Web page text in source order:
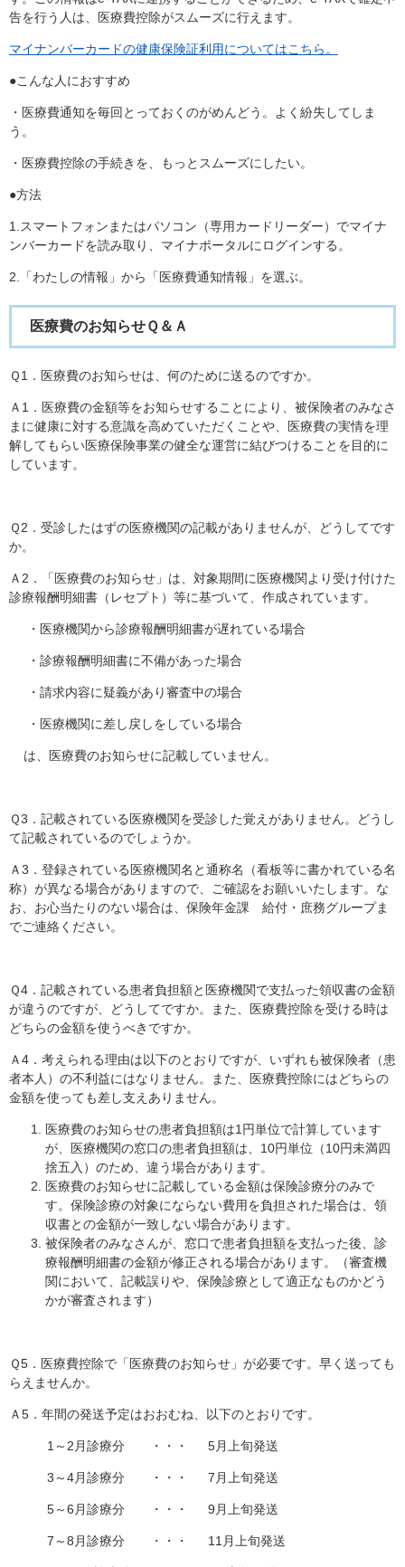
告を行う人は、医療費控除がスムーズに行えます。
マイナンバーカードの健康保険証利用についてはこちら。
●こんな人におすすめ
・医療費通知を毎回とっておくのがめんどう。よく紛失してしま
う。
・医療費控除の手続きを、もっとスムーズにしたい。
●方法
1.スマートフォンまたはパソコン（専用カードリーダー）でマイナ
ンバーカードを読み取り、マイナポータルにログインする。
2.「わたしの情報」から「医療費通知情報」を選ぶ。
医療費のお知らせＱ＆Ａ
Ｑ1．医療費のお知らせは、何のために送るのですか。
Ａ1．医療費の金額等をお知らせすることにより、被保険者のみなさ
まに健康に対する意識を高めていただくことや、医療費の実情を理
解してもらい医療保険事業の健全な運営に結びつけることを目的に
しています。
Ｑ2．受診したはずの医療機関の記載がありませんが、どうしてです
か。
Ａ2．「医療費のお知らせ」は、対象期間に医療機関より受け付けた
診療報酬明細書（レセプト）等に基づいて、作成されています。
・医療機関から診療報酬明細書が遅れている場合
・診療報酬明細書に不備があった場合
・請求内容に疑義があり審査中の場合
・医療機関に差し戻しをしている場合
は、医療費のお知らせに記載していません。
Ｑ3．記載されている医療機関を受診した覚えがありません。どうし
て記載されているのでしょうか。
Ａ3．登録されている医療機関名と通称名（看板等に書かれている名
称）が異なる場合がありますので、ご確認をお願いいたします。な
お、お心当たりのない場合は、保険年金課 給付・庶務グループま
でご連絡ください。
Ｑ4．記載されている患者負担額と医療機関で支払った領収書の金額
が違うのですが、どうしてですか。また、医療費控除を受ける時は
どちらの金額を使うべきですか。
Ａ4．考えられる理由は以下のとおりですが、いずれも被保険者（患
者本人）の不利益にはなりません。また、医療費控除にはどちらの
金額を使っても差し支えありません。
医療費のお知らせの患者負担額は1円単位で計算しています
が、医療機関の窓口の患者負担額は、10円単位（10円未満四
捨五入）のため、違う場合があります。
医療費のお知らせに記載している金額は保険診療分のみで
す。保険診療の対象にならない費用を負担された場合は、領
収書との金額が一致しない場合があります。
被保険者のみなさんが、窓口で患者負担額を支払った後、診
療報酬明細書の金額が修正される場合があります。（審査機
関において、記載誤りや、保険診療として適正なものかどう
かが審査されます）
Ｑ5．医療費控除で「医療費のお知らせ」が必要です。早く送っても
らえませんか。
Ａ5．年間の発送予定はおおむね、以下のとおりです。
1～2月診療分 ・・・ 5月上旬発送
3～4月診療分 ・・・ 7月上旬発送
5～6月診療分 ・・・ 9月上旬発送
7～8月診療分 ・・・ 11月上旬発送